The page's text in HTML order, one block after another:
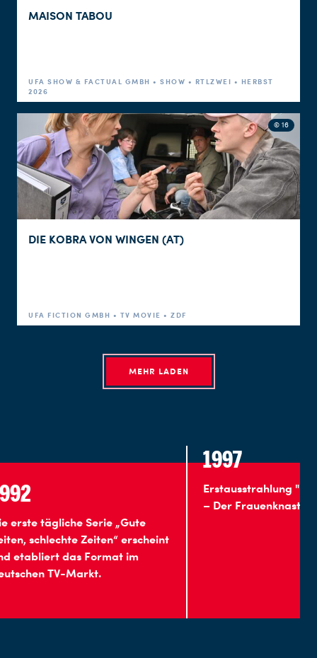
MAISON TABOU
UFA SHOW & FACTUAL GMBH • SHOW • RTLZWEI • HERBST
2026
© 16
DIE KOBRA VON WINGEN (AT)
UFA FICTION GMBH • TV MOVIE • ZDF
MEHR LADEN
Serie „Gute
Zeiten“ erscheint
das Format im
TV-Markt.
1997
Erstausstrahlung "Hinter
– Der Frauenknast"